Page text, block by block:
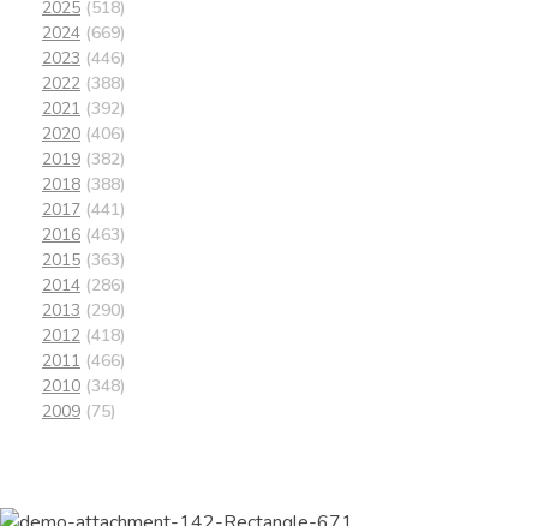
2025 (518)
2024 (669)
2023 (446)
2022 (388)
2021 (392)
2020 (406)
2019 (382)
2018 (388)
2017 (441)
2016 (463)
2015 (363)
2014 (286)
2013 (290)
2012 (418)
2011 (466)
2010 (348)
2009 (75)